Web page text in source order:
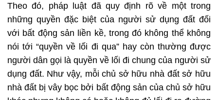
Theo đó, pháp luật đã quy định rõ về một trong
những quyền đặc biệt của người sử dụng đất đối
với bất động sản liền kề, trong đó không thể không
nói tới “quyền về lối đi qua” hay còn thường được
người dân gọi là quyền về lối đi chung của người sử
dụng đất. Như vậy, mỗi chủ sở hữu nhà đất sở hữu
nhà đất bị vây bọc bởi bất động sản của chủ sở hữu